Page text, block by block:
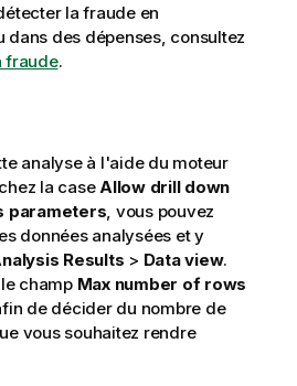
la fraude en
dans des dépenses, consultez
fraude.
analyse à l'aide du moteur
la caseAllow drill down
parameters, vous pouvez
données analysées et y
Results > Data view.
champ Max number of rows
de décider du nombre de
vous souhaitez rendre